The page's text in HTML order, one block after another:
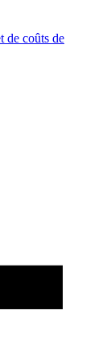
de coûts de